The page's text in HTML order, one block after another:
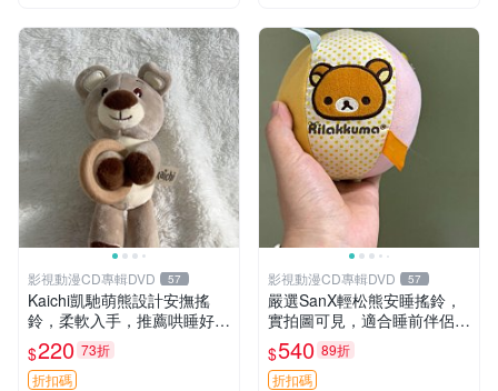
影視動漫CD專輯DVD 57
Kaichi凱馳萌熊設計安撫搖
鈴，柔軟入手，推薦哄睡好選
擇 熊公仔 安撫玩具 喂食環
$220 73折
折扣碼
影視動漫CD專輯DVD 57
嚴選SanX輕松熊安睡搖鈴，
實拍圖可見，適合睡前伴侶，
Picks安撫好物 0325 懸吊 電
腦
$540 89折
折扣碼